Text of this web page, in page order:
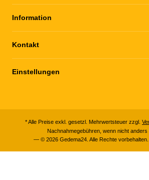
Information
Kontakt
Einstellungen
* Alle Preise exkl. gesetzl. Mehrwertsteuer zzgl.
Nachnahmegebühren, wenn nicht anders
— © 2026 Gedema24. Alle Rechte